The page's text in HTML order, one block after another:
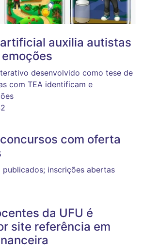
auxilia autistas
desenvolvido como tese de
com TEA identificam e
com oferta
inscrições abertas
da UFU é
site referência em